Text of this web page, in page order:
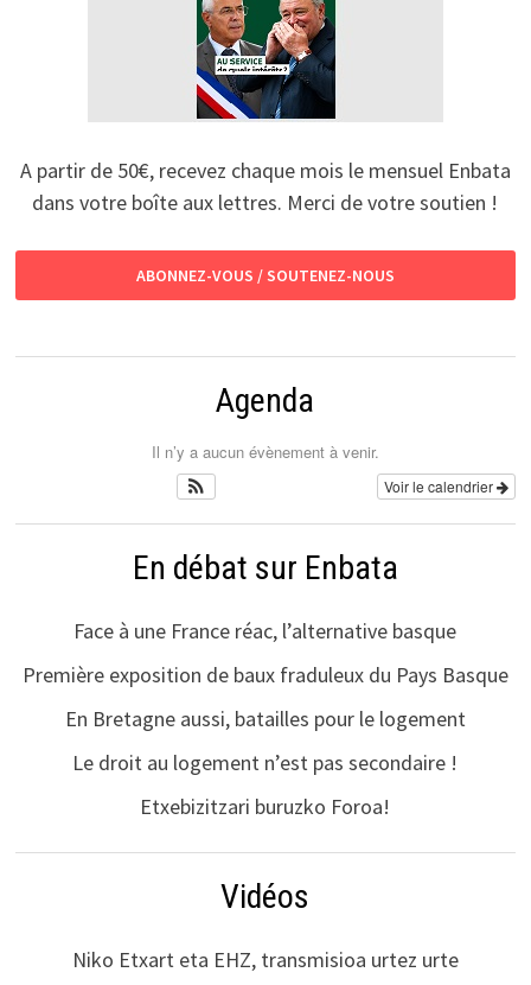
A partir de 50€, recevez chaque mois le mensuel Enbata
dans votre boîte aux lettres. Merci de votre soutien !
ABONNEZ-VOUS / SOUTENEZ-NOUS
Agenda
Il n’y a aucun évènement à venir.
Voir le calendrier
En débat sur Enbata
Face à une France réac, l’alternative basque
Première exposition de baux fraduleux du Pays Basque
En Bretagne aussi, batailles pour le logement
Le droit au logement n’est pas secondaire !
Etxebizitzari buruzko Foroa!
Vidéos
Niko Etxart eta EHZ, transmisioa urtez urte